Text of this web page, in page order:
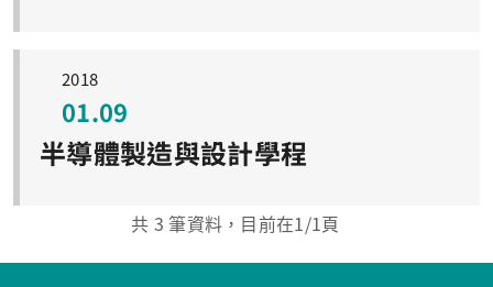
2018
01.09
半導體製造與設計學程
共 3 筆資料，目前在1/1頁